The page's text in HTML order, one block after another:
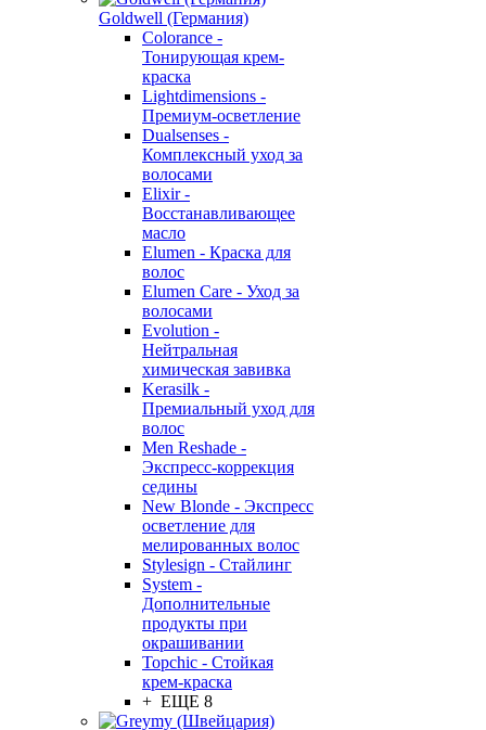
Goldwell (Германия)
Colorance -
Тонирующая крем-
краска
Lightdimensions -
Премиум-осветление
Dualsenses -
Комплексный уход за
волосами
Elixir -
Восстанавливающее
масло
Elumen - Краска для
волос
Elumen Care - Уход за
волосами
Evolution -
Нейтральная
химическая завивка
Kerasilk -
Премиальный уход для
волос
Men Reshade -
Экспресс-коррекция
седины
New Blonde - Экспресс
осветление для
мелированных волос
Stylesign - Стайлинг
System -
Дополнительные
продукты при
окрашивании
Topchic - Стойкая
крем-краска
+ ЕЩЕ 8